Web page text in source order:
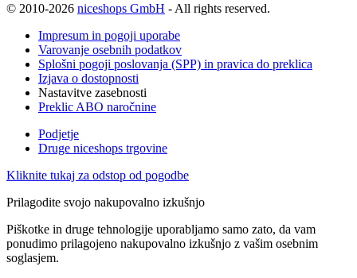
© 2010-2026 niceshops GmbH - All rights reserved.
Impresum in pogoji uporabe
Varovanje osebnih podatkov
Splošni pogoji poslovanja (SPP) in pravica do preklica
Izjava o dostopnosti
Nastavitve zasebnosti
Preklic ABO naročnine
Podjetje
Druge niceshops trgovine
Kliknite tukaj za odstop od pogodbe
Prilagodite svojo nakupovalno izkušnjo
Piškotke in druge tehnologije uporabljamo samo zato, da vam
ponudimo prilagojeno nakupovalno izkušnjo z vašim osebnim
soglasjem.